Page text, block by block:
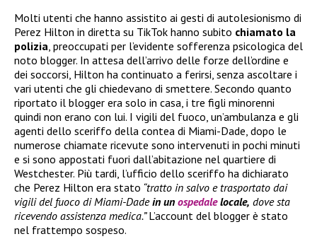
Molti utenti che hanno assistito ai gesti di autolesionismo di
Perez Hilton in diretta su TikTok hanno subito chiamato la
polizia , preoccupati per l’evidente sofferenza psicologica del
noto blogger. In attesa dell’arrivo delle forze dell’ordine e
dei soccorsi, Hilton ha continuato a ferirsi, senza ascoltare i
vari utenti che gli chiedevano di smettere. Secondo quanto
riportato il blogger era solo in casa, i tre figli minorenni
quindi non erano con lui. I vigili del fuoco, un’ambulanza e gli
agenti dello sceriffo della contea di Miami-Dade, dopo le
numerose chiamate ricevute sono intervenuti in pochi minuti
e si sono appostati fuori dall’abitazione nel quartiere di
Westchester. Più tardi, l’ufficio dello sceriffo ha dichiarato
che Perez Hilton era stato “tratto in salvo e trasportato dai
vigili del fuoco di Miami-Dadein un ospedalelocale, dove sta
ricevendo assistenza medica.”L’account del blogger è stato
nel frattempo sospeso.